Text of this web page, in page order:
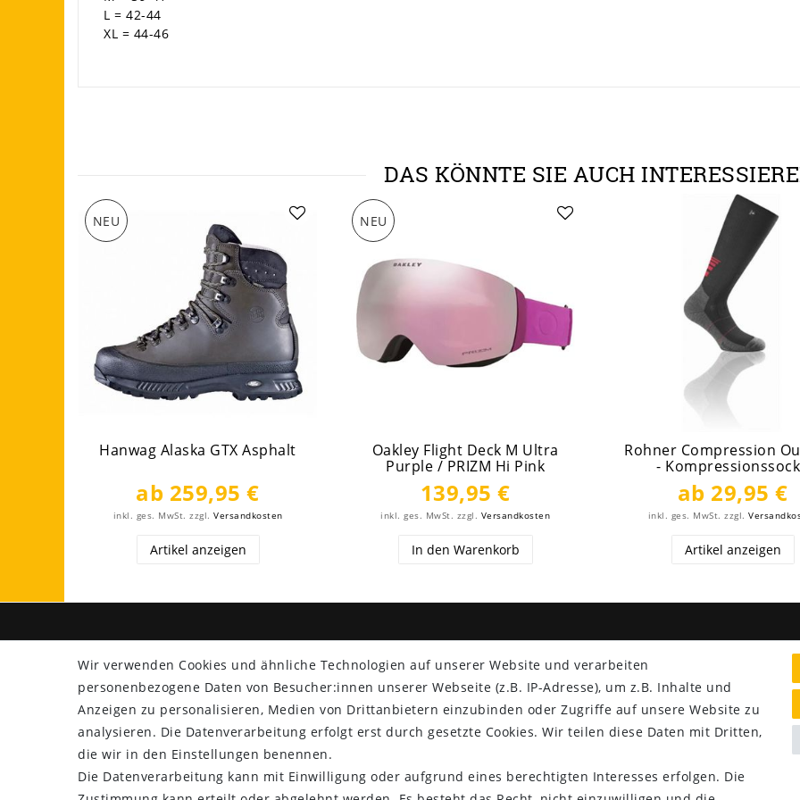
L = 42-44
XL = 44-46
DAS KÖNNTE SIE AUCH
NEU
Hanwag Alaska GTX Asphalt
ab 259,95 €
inkl. ges. MwSt. zzgl.Versandkosten
Artikel anzeigen
NEU
Oakley Flight Deck M Ultra
Purple / PRIZM Hi Pink
139,95 €
inkl. ges. MwSt. zzgl. Versandkosten
In den Warenkorb
Rohner Compression
-
ab 29,95 €
inkl. ges. MwSt. zzgl.
Artikel anzeigen
Versand
Rücksendung
Widerrufs­recht
Impressum
Daten­schutz­erklärung
Lieferung nur 2,95 €
Rücksendung kostenfrei
14 Tage Rückgaberecht
Wir verwenden Cookies und ähnliche Technologien auf unserer Website und verarbeiten
personenbezogene Daten von Besucher:innen unserer Webseite (z.B. IP-Adresse), um z.B. Inhalte und
Anzeigen zu personalisieren, Medien von Drittanbietern einzubinden oder Zugriffe auf unsere Website zu
analysieren. Die Datenverarbeitung erfolgt erst durch gesetzte Cookies. Wir teilen diese Daten mit Dritten,
die wir in den Einstellungen benennen.
Die Datenverarbeitung kann mit Einwilligung oder aufgrund eines berechtigten Interesses erfolgen. Die